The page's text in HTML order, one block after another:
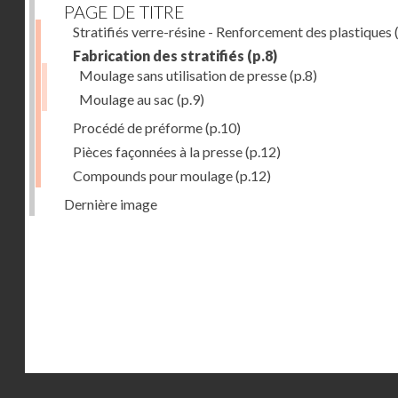
PAGE DE TITRE
Stratifiés verre-résine - Renforcement des plastiques
Fabrication des stratifiés (p.8)
Moulage sans utilisation de presse(p.8)
Moulage au sac (p.9)
Procédé de préforme(p.10)
Pièces façonnées à la presse(p.12)
Compounds pour moulage(p.12)
Dernière image